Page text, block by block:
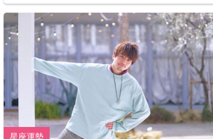
等又有尊嚴地，將他的愛手到擒來... ...
星座運勢